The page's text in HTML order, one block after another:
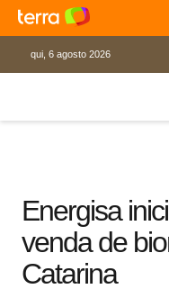
qui, 6 agosto 2026
Energisa
venda de
Catarina